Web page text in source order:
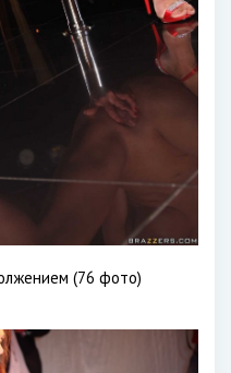
(76 фото)